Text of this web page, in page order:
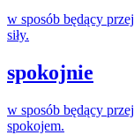
w sposób będący
siły.
spokojnie
w sposób będący
spokojem.